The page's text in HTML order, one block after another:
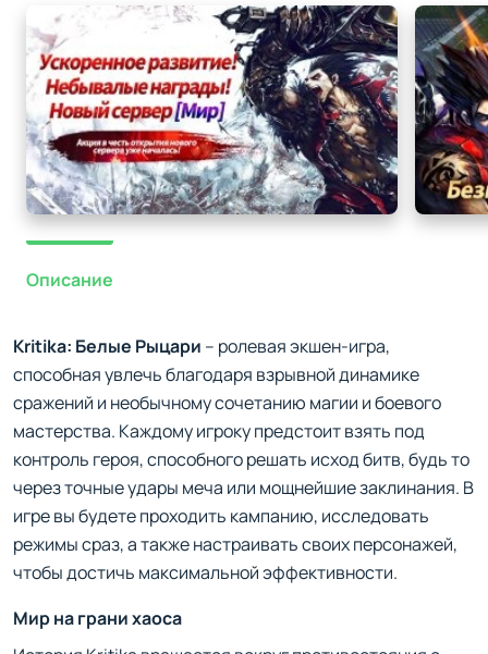
Описание
Kritika: Белые Рыцари – ролевая экшен-игра,
способная увлечь благодаря взрывной динамике
сражений и необычному сочетанию магии и боевого
мастерства. Каждому игроку предстоит взять под
контроль героя, способного решать исход битв, будь то
через точные удары меча или мощнейшие заклинания. В
игре вы будете проходить кампанию, исследовать
режимы сраз, а также настраивать своих персонажей,
чтобы достичь максимальной эффективности.
Мир на грани хаоса